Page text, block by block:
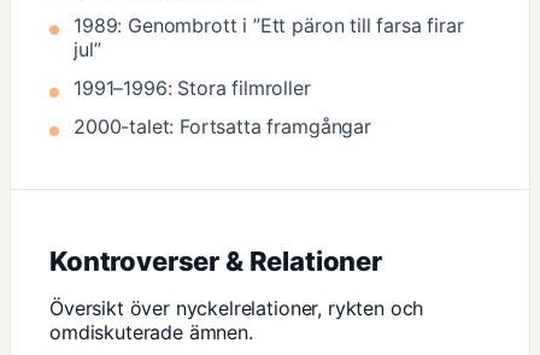
1989: Genombrott i ”Ett päron till farsa firar
jul”
1991–1996: Stora filmroller
2000-talet: Fortsatta framgångar
Kontroverser & Relationer
Översikt över nyckelrelationer, rykten och
omdiskuterade ämnen.